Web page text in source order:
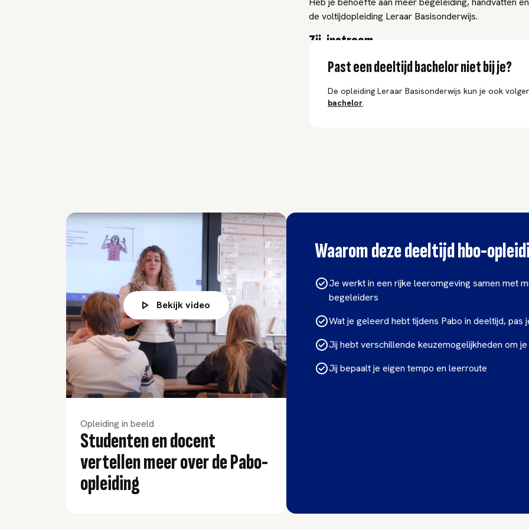
de voltijdopleiding Leraar Basisonderwijs.
Zij-instroom
Je kunt ook het tweejarige zij-instroomtraject van de
basisonderwijs. Hiervoor heb je een afgeronde
nodig. Je solliciteert bij een onderwijswerkgever en
Past een deeltijd bachelor niet bij je?
De opleiding Leraar Basisonderwijs kun je ook
bachelor.
Bekijk video
Opleiding in beeld
Studenten en docent
vertellen meer over de Pabo-
opleiding
Waarom deze deeltijd hbo-
Je werkt in een rijke leeromgeving samen met
begeleiders
Wat je geleerd hebt tijdens Pabo in deeltijd, pas
Jij hebt verschillende keuzemogelijkheden om
Jij bepaalt je eigen tempo en leerroute